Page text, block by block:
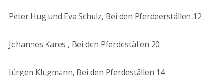
Peter Hug und Eva Schulz, Bei den Pferdeerställen 12
Johannes Kares , Bei den Pferdeställen 20
Jürgen Klugmann, Bei den Pferdeställen 14